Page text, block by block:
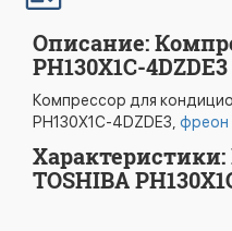
Описание:
PH130X1C-4DZDE3
Компрессор для
PH130X1C-4DZDE3, фреон
TOSHIBA